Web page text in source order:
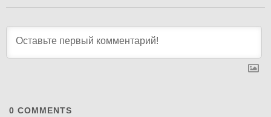
0 COMMENTS